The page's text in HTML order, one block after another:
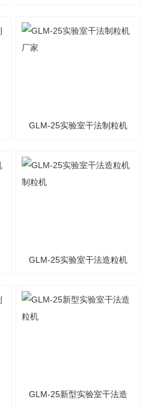
GLM-25实验室干法制粒机
GLM-25实验室干法造粒机
GLM-25新型实验室干法造